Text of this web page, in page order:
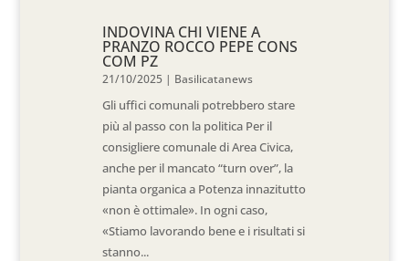
INDOVINA CHI VIENE A
PRANZO ROCCO PEPE CONS
COM PZ
21/10/2025 | Basilicatanews
Gli uffici comunali potrebbero stare
più al passo con la politica Per il
consigliere comunale di Area Civica,
anche per il mancato “turn over”, la
pianta organica a Potenza innazitutto
«non è ottimale». In ogni caso,
«Stiamo lavorando bene e i risultati si
stanno...